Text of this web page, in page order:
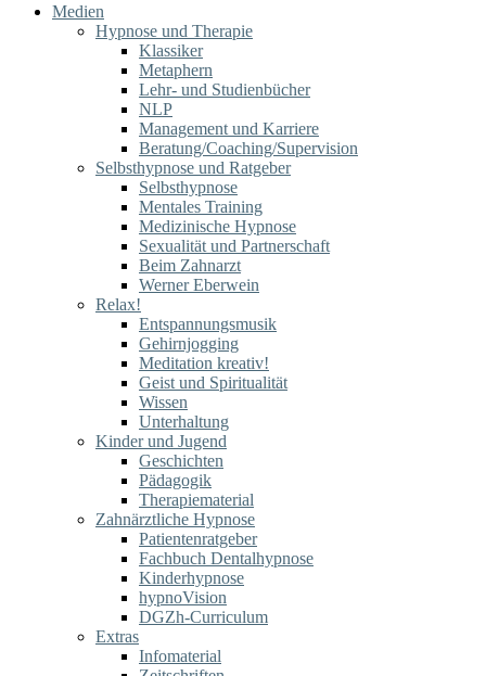
Medien
Hypnose und Therapie
Klassiker
Metaphern
Lehr- und Studienbücher
NLP
Management und Karriere
Beratung/Coaching/Supervision
Selbsthypnose und Ratgeber
Selbsthypnose
Mentales Training
Medizinische Hypnose
Sexualität und Partnerschaft
Beim Zahnarzt
Werner Eberwein
Relax!
Entspannungsmusik
Gehirnjogging
Meditation kreativ!
Geist und Spiritualität
Wissen
Unterhaltung
Kinder und Jugend
Geschichten
Pädagogik
Therapiematerial
Zahnärztliche Hypnose
Patientenratgeber
Fachbuch Dentalhypnose
Kinderhypnose
hypnoVision
DGZh-Curriculum
Extras
Infomaterial